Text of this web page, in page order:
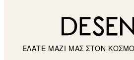
ΕΛΑΤΕ ΜΑΖΙ ΜΑΣ ΣΤΟΝ